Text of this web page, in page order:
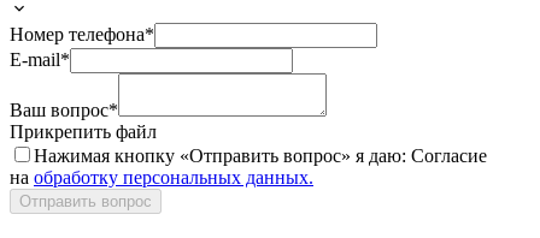
Номер телефона*
E-mail*
Ваш вопрос*
Прикрепить файл
Нажимая кнопку «Отправить вопрос» я даю: Согласие
на обработку персональных данных.
Отправить вопрос